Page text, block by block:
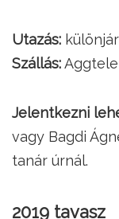
Utazás:
Szállás:
Jelentkezni
vagy Bagdi
tanár úrnál.
2019 tavasz